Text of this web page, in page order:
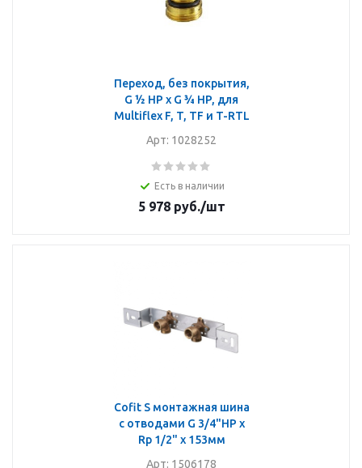
Переход, без покрытия,
G ½ HP x G ¾ HP, для
Multiflex F, T, TF и T-RTL
Арт: 1028252
Есть в наличии
5 978руб./шт
Cofit S монтажная шина
с отводами G 3/4"НР x
Rp 1/2" x 153мм
Арт: 1506178